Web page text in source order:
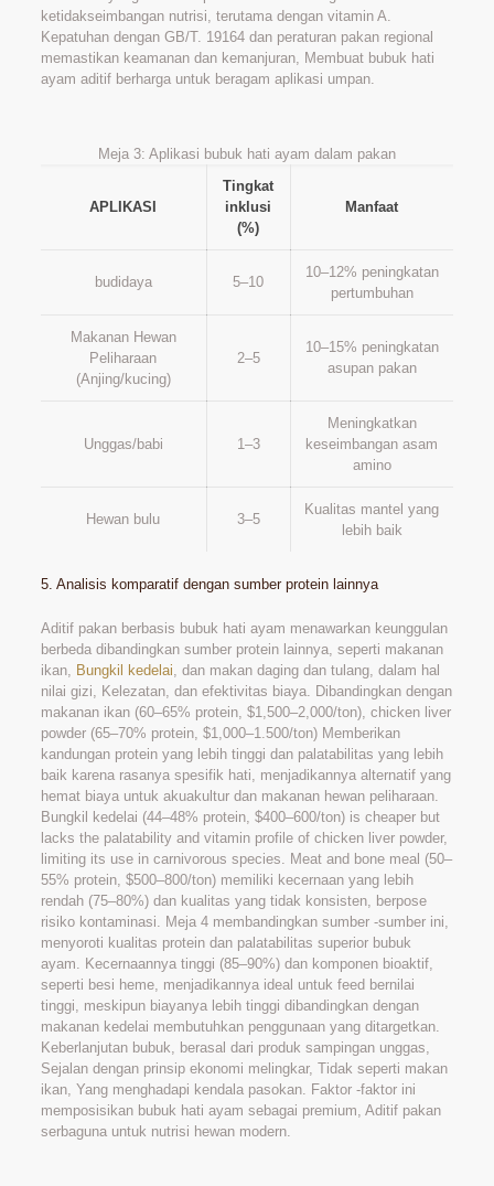
ketidakseimbangan nutrisi, terutama dengan vitamin A.
Kepatuhan dengan GB/T. 19164 dan peraturan pakan regional
memastikan keamanan dan kemanjuran, Membuat bubuk hati
ayam aditif berharga untuk beragam aplikasi umpan.
Meja 3: Aplikasi bubuk hati ayam dalam pakan
APLIKASI
Tingkat
inklusi
(%)
Manfaat
budidaya 5–10
10–12% peningkatan
pertumbuhan
Makanan Hewan
Peliharaan
(Anjing/kucing)
2–5
10–15% peningkatan
asupan pakan
Unggas/babi 1–3
Meningkatkan
keseimbangan asam
amino
Hewan bulu 3–5
Kualitas mantel yang
lebih baik
5. Analisis komparatif dengan sumber protein lainnya
Aditif pakan berbasis bubuk hati ayam menawarkan keunggulan
berbeda dibandingkan sumber protein lainnya, seperti makanan
ikan, Bungkil kedelai, dan makan daging dan tulang, dalam hal
nilai gizi, Kelezatan, dan efektivitas biaya. Dibandingkan dengan
makanan ikan (60–65% protein, $1,500–2,000/ton), chicken liver
powder (65–70% protein, $1,000–1.500/ton) Memberikan
kandungan protein yang lebih tinggi dan palatabilitas yang lebih
baik karena rasanya spesifik hati, menjadikannya alternatif yang
hemat biaya untuk akuakultur dan makanan hewan peliharaan.
Bungkil kedelai (44–48% protein, $400–600/ton) is cheaper but
lacks the palatability and vitamin profile of chicken liver powder,
limiting its use in carnivorous species. Meat and bone meal (50–
55% protein, $500–800/ton) memiliki kecernaan yang lebih
rendah (75–80%) dan kualitas yang tidak konsisten, berpose
risiko kontaminasi. Meja 4 membandingkan sumber -sumber ini,
menyoroti kualitas protein dan palatabilitas superior bubuk
ayam. Kecernaannya tinggi (85–90%) dan komponen bioaktif,
seperti besi heme, menjadikannya ideal untuk feed bernilai
tinggi, meskipun biayanya lebih tinggi dibandingkan dengan
makanan kedelai membutuhkan penggunaan yang ditargetkan.
Keberlanjutan bubuk, berasal dari produk sampingan unggas,
Sejalan dengan prinsip ekonomi melingkar, Tidak seperti makan
ikan, Yang menghadapi kendala pasokan. Faktor -faktor ini
memposisikan bubuk hati ayam sebagai premium, Aditif pakan
serbaguna untuk nutrisi hewan modern.